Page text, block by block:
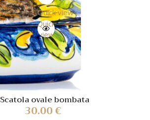
Quick view
Quick
view
Scatola ovale bombata
30.00€